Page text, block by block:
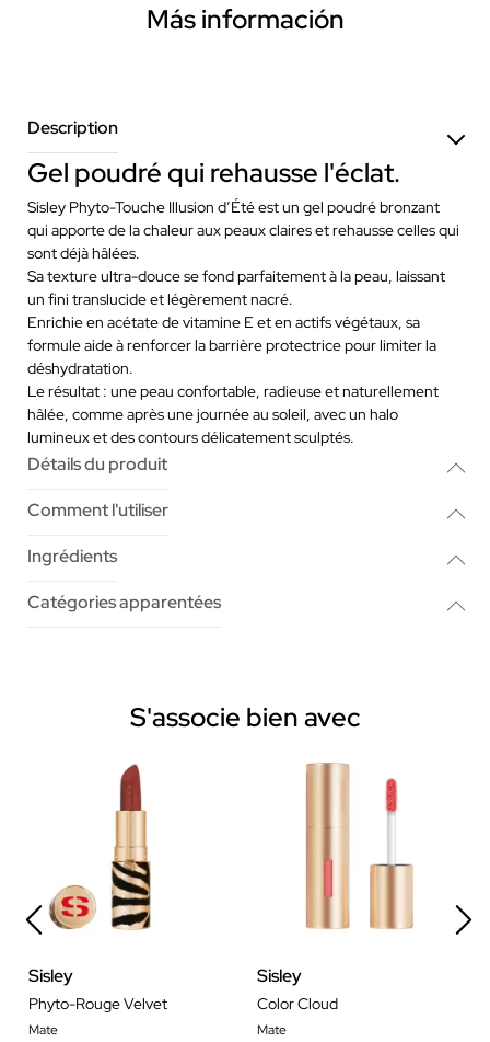
Más información
Description
Gel poudré qui rehausse l'éclat.
Sisley Phyto-Touche Illusion d’Été est un gel poudré bronzant
qui apporte de la chaleur aux peaux claires et rehausse celles qui
sont déjà hâlées.
Sa texture ultra-douce se fond parfaitement à la peau, laissant
un fini translucide et légèrement nacré.
Enrichie en acétate de vitamine E et en actifs végétaux, sa
formule aide à renforcer la barrière protectrice pour limiter la
déshydratation.
Le résultat : une peau confortable, radieuse et naturellement
hâlée, comme après une journée au soleil, avec un halo
lumineux et des contours délicatement sculptés.
Détails du produit
Comment l'utiliser
Ingrédients
Catégories apparentées
S'associe bien avec
Sisley
Phyto-Rouge Velvet
Mate
Sisley
Color Cloud
Mate